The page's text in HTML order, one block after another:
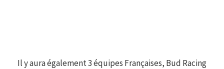
Il y aura également 3 équipes Françaises, Bud Racing